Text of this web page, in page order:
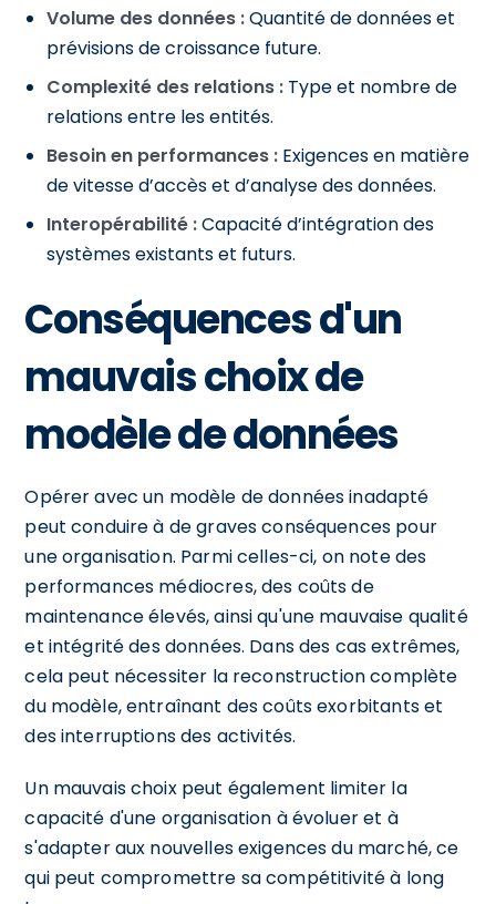
Volume des données :Quantité de données et
prévisions de croissance future.
Complexité des relations : Type et nombre de
relations entre les entités.
Besoin en performances : Exigences en matière
de vitesse d’accès et d’analyse des données.
Interopérabilité :Capacité d’intégration des
systèmes existants et futurs.
Conséquences d'un
mauvais choix de
modèle de données
Opérer avec un modèle de données inadapté
peut conduire à de graves conséquences pour
une organisation. Parmi celles-ci, on note des
performances médiocres, des coûts de
maintenance élevés, ainsi qu'une mauvaise qualité
et intégrité des données. Dans des cas extrêmes,
cela peut nécessiter la reconstruction complète
du modèle, entraînant des coûts exorbitants et
des interruptions des activités.
Un mauvais choix peut également limiter la
capacité d'une organisation à évoluer et à
s'adapter aux nouvelles exigences du marché, ce
qui peut compromettre sa compétitivité à long